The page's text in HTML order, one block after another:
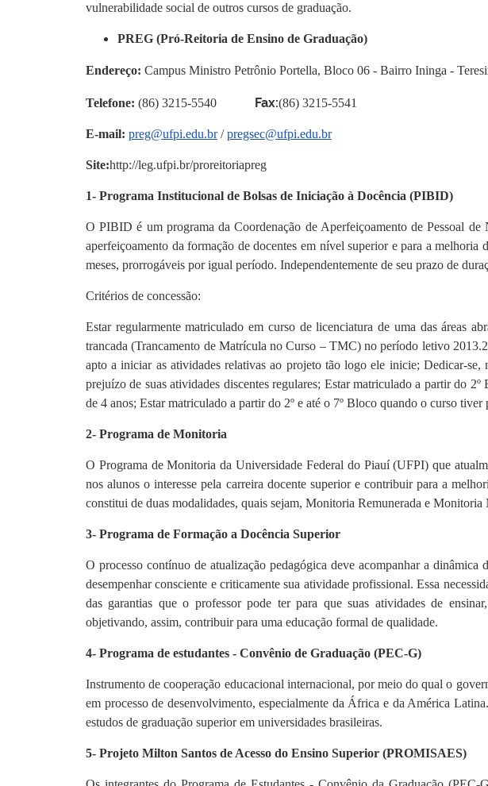
vulnerabilidade social de outros cursos de graduação.
PREG (Pró-Reitoria de Ensino de Graduação)
Endereço: Campus Ministro Petrônio Portella, Bloco 06 - Bairro Ininga -
Telefone: (86) 3215-5540 Fax:(86) 3215-5541
E-mail: preg@ufpi.edu.br/pregsec@ufpi.edu.br
Site:http://leg.ufpi.br/proreitoriapreg
1- Programa Institucional de Bolsas de Iniciação à Docência (PIBID)
O PIBID é um programa da Coordenação de Aperfeiçoamento de Pessoal
aperfeiçoamento da formação de docentes em nível superior e para a
meses, prorrogáveis por igual período. Independentemente de seu prazo de
Critérios de concessão:
Estar regularmente matriculado em curso de licenciatura de uma das áreas
trancada (Trancamento de Matrícula no Curso – TMC) no período letivo
apto a iniciar as atividades relativas ao projeto tão logo ele inicie; Dedicar-
prejuízo de suas atividades discentes regulares; Estar matriculado a partir do
de 4 anos; Estar matriculado a partir do 2º e até o 7º Bloco quando o curso
2- Programa de Monitoria
O Programa de Monitoria da Universidade Federal do Piauí (UFPI) que
nos alunos o interesse pela carreira docente superior e contribuir para a
constitui de duas modalidades, quais sejam, Monitoria Remunerada e Monitoria
3- Programa de Formação a Docência Superior
O processo contínuo de atualização pedagógica deve acompanhar a
desempenhar consciente e criticamente sua atividade profissional. Essa
das garantias que o professor pode ter para que suas atividades de
objetivando, assim, contribuir para uma educação formal de qualidade.
4- Programa de estudantes - Convênio de Graduação (PEC-G)
Instrumento de cooperação educacional internacional, por meio do qual o
em processo de desenvolvimento, especialmente da África e da América
estudos de graduação superior em universidades brasileiras.
5- Projeto Milton Santos de Acesso do Ensino Superior (PROMISAES)